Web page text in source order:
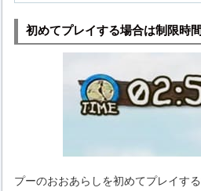
初めてプレイする場合は制限時
プーのおおあらしを初めてプレイす